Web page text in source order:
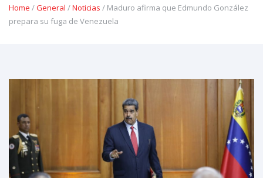
Home /General /Noticias / Maduro afirma que Edmundo González
prepara su fuga de Venezuela